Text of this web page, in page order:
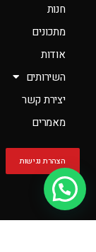
חנות
מתכונים
אודות
השירותים
יצירת קשר
מאמרים
הצהרת נגישות